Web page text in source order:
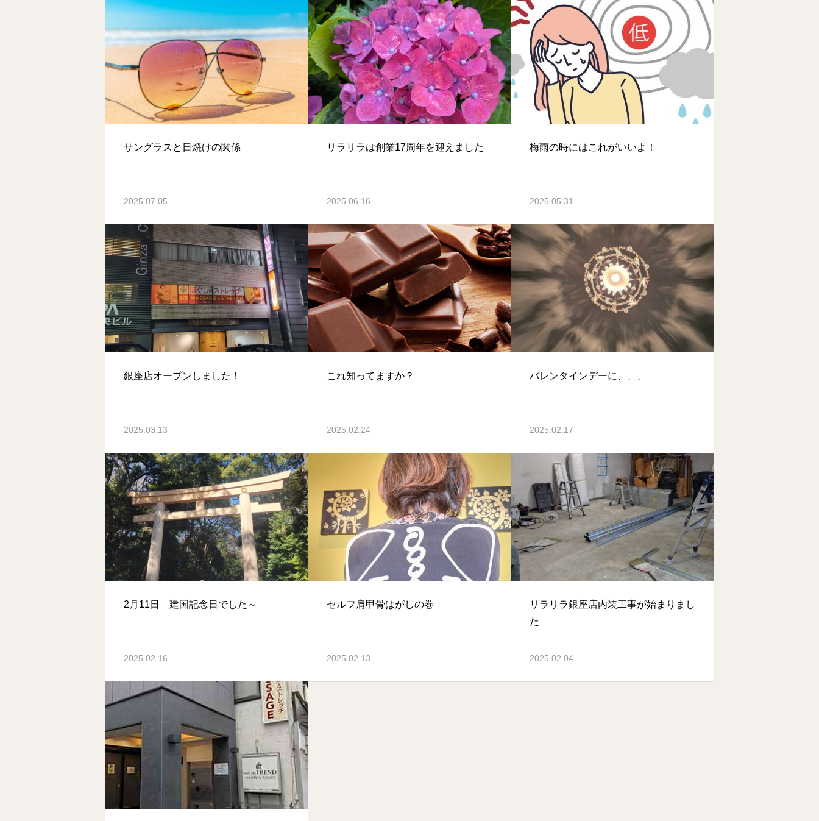
サングラスと日焼けの関係
2025.07.05
リラリラは創業17周年を迎えました
2025.06.16
梅雨の時にはこれがいいよ！
2025.05.31
銀座店オープンしました！
2025.03.13
これ知ってますか？
2025.02.24
バレンタインデーに、、、
2025.02.17
2月11日 建国記念日でした～
2025.02.16
セルフ肩甲骨はがしの巻
2025.02.13
リラリラ銀座店内装工事が始まりまし
た
2025.02.04